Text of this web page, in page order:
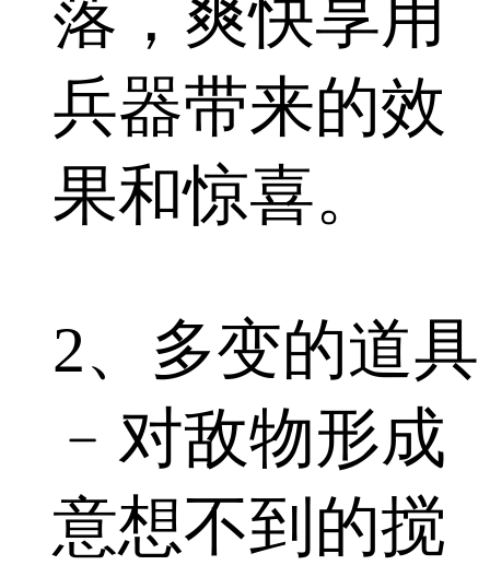
落，爽快享用
兵器带来的效
果和惊喜。
2、多变的道具
﹣对敌物形成
意想不到的搅